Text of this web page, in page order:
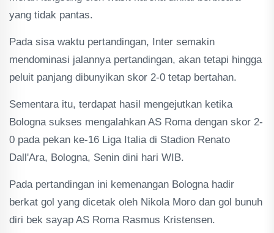
yang tidak pantas.
Pada sisa waktu pertandingan, Inter semakin
mendominasi jalannya pertandingan, akan tetapi hingga
peluit panjang dibunyikan skor 2-0 tetap bertahan.
Sementara itu, terdapat hasil mengejutkan ketika
Bologna sukses mengalahkan AS Roma dengan skor 2-
0 pada pekan ke-16 Liga Italia di Stadion Renato
Dall'Ara, Bologna, Senin dini hari WIB.
Pada pertandingan ini kemenangan Bologna hadir
berkat gol yang dicetak oleh Nikola Moro dan gol bunuh
diri bek sayap AS Roma Rasmus Kristensen.